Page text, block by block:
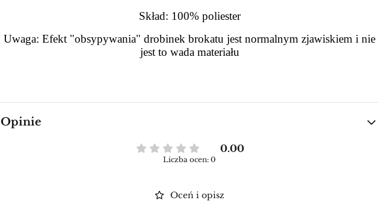
Skład: 100% poliester
Uwaga: Efekt "obsypywania" drobinek brokatu jest normalnym zjawiskiem i nie
jest to wada materiału
Opinie
0.00
Liczba ocen: 0
Oceń i opisz